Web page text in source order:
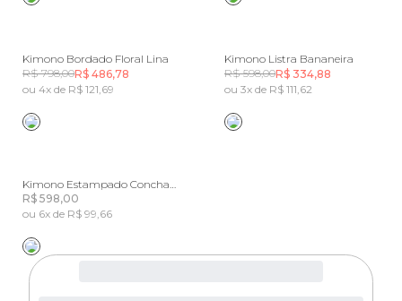
Kimono Bordado Floral Lina
R$ 798,00R$ 486,78
ou 4x de R$ 121,69
Kimono Listra Bananeira
R$ 598,00R$ 334,88
ou 3x de R$ 111,62
Kimono Estampado Concha Pintada
R$ 598,00
ou 6x de R$ 99,66